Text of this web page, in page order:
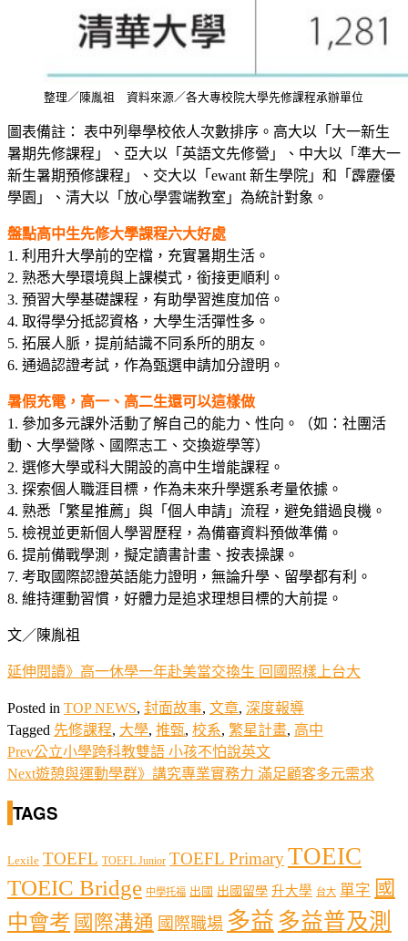
整理／陳胤祖 資料來源／各大專校院大學先修課程承辦單位
圖表備註 ： 表中列舉學校依人次數排序。高大以「大一新生
暑期先修課程」、亞大以「英語文先修營」、中大以「準大一
新生暑期預修課程」、交大以「ewant 新生學院」和「霹靂優
學園」、清大以「放心學雲端教室」為統計對象。
盤點高中生先修大學課程六大好處
1. 利用升大學前的空檔，充實暑期生活。
2. 熟悉大學環境與上課模式，銜接更順利。
3. 預習大學基礎課程，有助學習進度加倍。
4. 取得學分抵認資格，大學生活彈性多。
5. 拓展人脈，提前結識不同系所的朋友。
6. 通過認證考試，作為甄選申請加分證明。
暑假充電，高一、高二生還可以這樣做
1. 參加多元課外活動了解自己的能力、性向。（如：社團活
動、大學營隊、國際志工、交換遊學等）
2. 選修大學或科大開設的高中生增能課程。
3. 探索個人職涯目標，作為未來升學選系考量依據。
4. 熟悉「繁星推薦」與「個人申請」流程，避免錯過良機。
5. 檢視並更新個人學習歷程，為備審資料預做準備。
6. 提前備戰學測，擬定讀書計畫、按表操課。
7. 考取國際認證英語能力證明，無論升學、留學都有利。
8. 維持運動習慣，好體力是追求理想目標的大前提。
文／陳胤祖
延伸閱讀》高一休學一年赴美當交換生 回國照樣上台大
Posted in TOP NEWS, 封面故事, 文章, 深度報導
Tagged 先修課程, 大學, 推甄, 校系, 繁星計畫, 高中
Prev公立小學跨科教雙語 小孩不怕說英文
Next遊憩與運動學群》講究專業實務力 滿足顧客多元需求
TAGS
Lexile TOEFL TOEFL Junior TOEFL PrimaryTOEIC
TOEIC Bridge 中學托福 出國 出國留學 升大學 台大 單字 國
中會考 國際溝通 國際職場 多益 多益普及測